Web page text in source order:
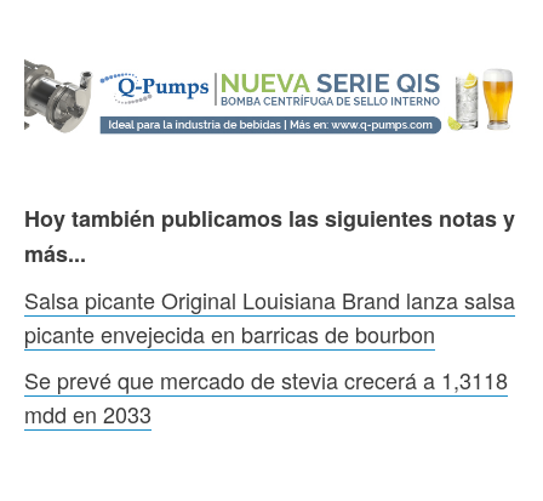
Hoy también publicamos las siguientes notas y
más...
Salsa picante Original Louisiana Brand lanza salsa
picante envejecida en barricas de bourbon
Se prevé que mercado de stevia crecerá a 1,3118
mdd en 2033